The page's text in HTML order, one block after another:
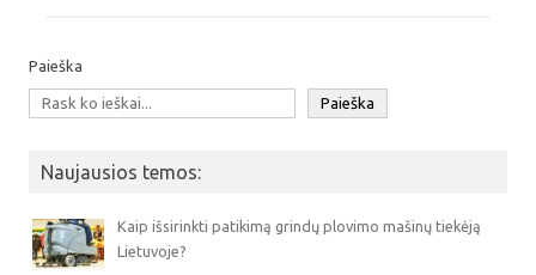
Paieška
Paieška
Naujausios temos:
Kaip išsirinkti patikimą grindų plovimo mašinų tiekėją
Lietuvoje?